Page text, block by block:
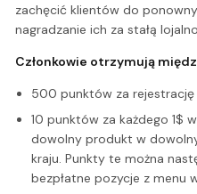
zachęcić klientów do
nagradzanie ich za stałą
Członkowie otrzymują
500 punktów za rejestrację
10 punktów za każdego 1$
dowolny produkt w
kraju. Punkty te można
bezpłatne pozycje z menu